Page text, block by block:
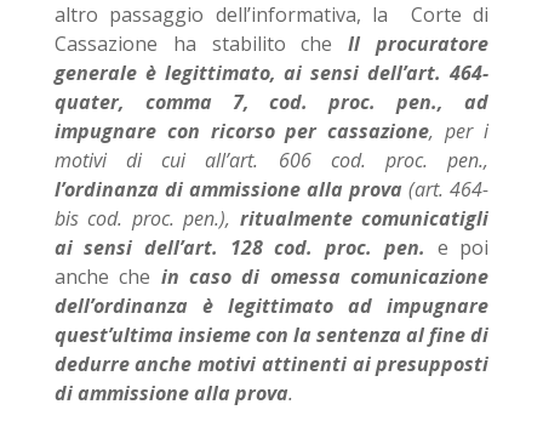
altro passaggio dell’informativa, la Corte di
Cassazione ha stabilito cheIl procuratore
generale è legittimato, ai sensi dell’art. 464-
quater, comma 7, cod. proc. pen., ad
impugnare con ricorso per cassazione, per i
motivi di cui all’art. 606 cod. proc. pen.,
l’ordinanza di ammissione alla prova(art. 464-
bis cod. proc. pen.), ritualmente comunicatigli
ai sensi dell’art. 128 cod. proc. pen. e poi
anche che in caso di omessa comunicazione
dell’ordinanza è legittimato ad impugnare
quest’ultima insieme con la sentenza al fine di
dedurre anche motivi attinenti ai presupposti
di ammissione alla prova.